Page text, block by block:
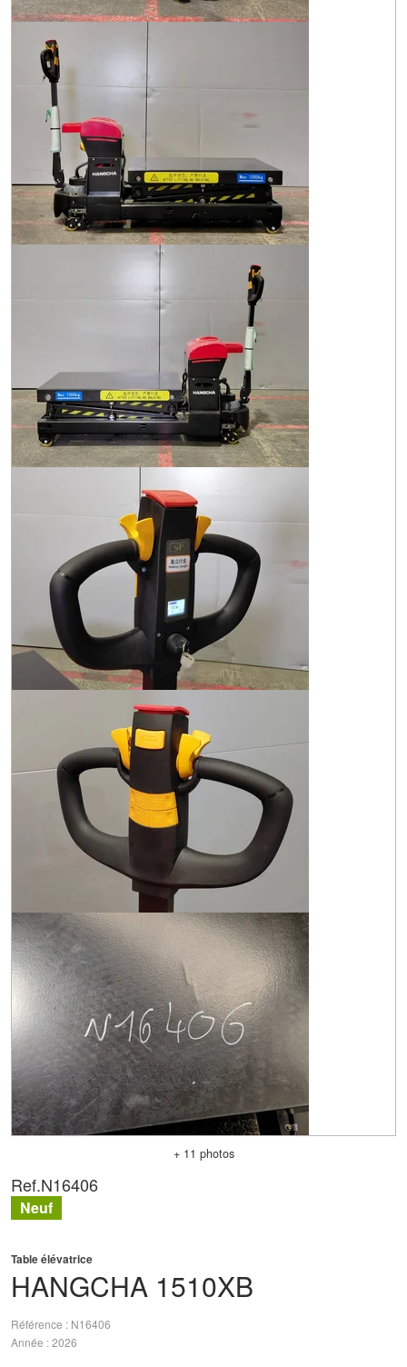
+ 11 photos
HANGCHA 1510XB
Table élévatrice
Référence
N16406
Année 2026
Ref.N16406
Neuf